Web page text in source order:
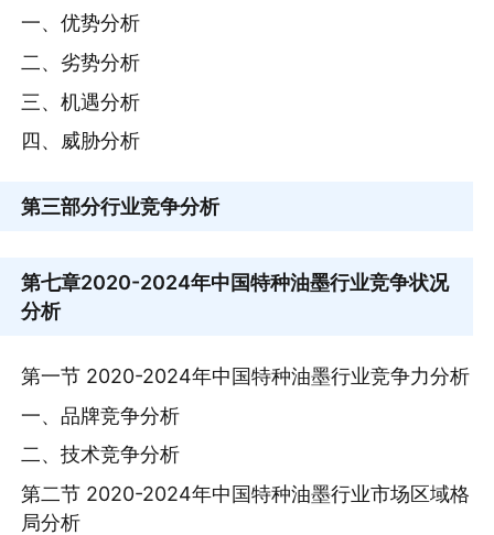
一、优势分析
二、劣势分析
三、机遇分析
四、威胁分析
第三部分行业竞争分析
第七章2020-2024年中国特种油墨行业竞争状况
分析
第一节 2020-2024年中国特种油墨行业竞争力分析
一、品牌竞争分析
二、技术竞争分析
第二节 2020-2024年中国特种油墨行业市场区域格
局分析